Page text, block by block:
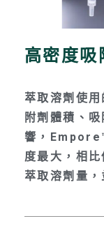
高密度吸
萃取溶劑使
附劑體積、
響，
度最大，相
萃取溶劑量，